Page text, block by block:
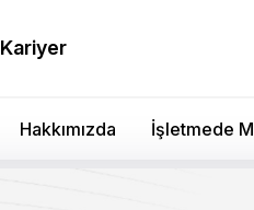
Kariyer
Hakkımızda İşletmede